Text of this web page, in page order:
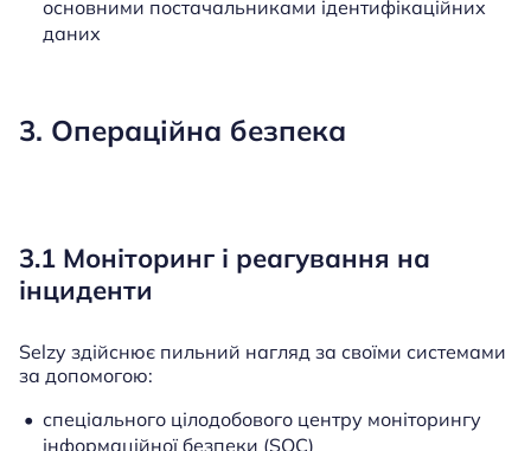
основними постачальниками ідентифікаційних
даних
3. Операційна безпека
3.1 Моніторинг і реагування на
інциденти
Selzy здійснює пильний нагляд за своїми системами
за допомогою:
спеціального цілодобового центру моніторингу
інформаційної безпеки (SOC)